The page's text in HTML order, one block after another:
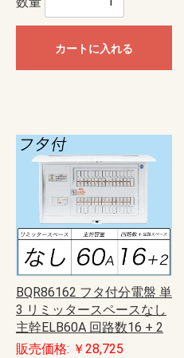
カートに入れる
BQR86162 フタ付分電盤 単
3 リミッタースペースなし
主幹ELB60A 回路数16 + 2
販売価格: ￥28,725